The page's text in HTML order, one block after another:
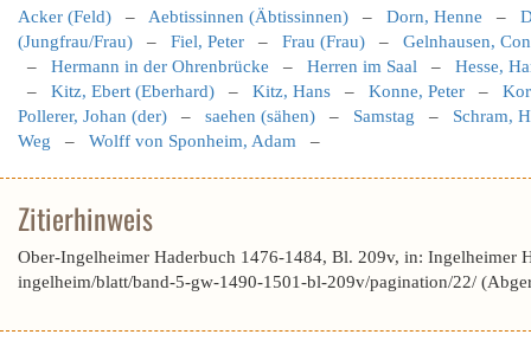
Acker (Feld) – Aebtissinnen (Äbtissinnen) – Dorn, Henne –
(Jungfrau/Frau) – Fiel, Peter – Frau (Frau) – Gelnhausen,
– Hermann in der Ohrenbrücke – Herren im Saal – Hesse,
– Kitz, Ebert (Eberhard) – Kitz, Hans – Konne, Peter –
Pollerer, Johan (der) – saehen (sähen) – Samstag – Schram,
Weg – Wolff von Sponheim, Adam –
Zitierhinweis
Ober-Ingelheimer Haderbuch 1476-1484, Bl. 209v, in: Ingelheimer
ingelheim/blatt/band-5-gw-1490-1501-bl-209v/pagination/22/